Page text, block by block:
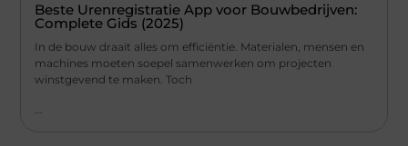
Beste Urenregistratie App voor Bouwbedrijven:
Complete Gids (2025)
In de bouw draait alles om efficiëntie. Materialen, mensen en
machines moeten soepel samenwerken om projecten
winstgevend te maken. Toch